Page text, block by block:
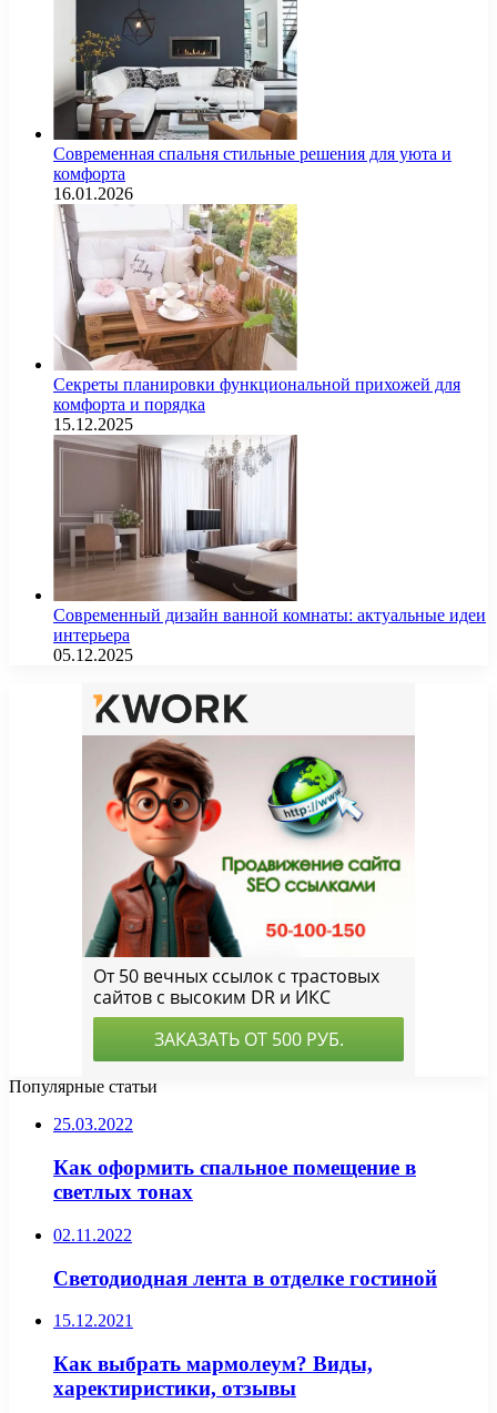
Современная спальня стильные решения для уюта и
комфорта
16.01.2026
Секреты планировки функциональной прихожей для
комфорта и порядка
15.12.2025
Современный дизайн ванной комнаты: актуальные идеи
интерьера
05.12.2025
Популярные статьи
25.03.2022
Как оформить спальное помещение в
светлых тонах
02.11.2022
Светодиодная лента в отделке гостиной
15.12.2021
Как выбрать мармолеум? Виды,
харектиристики, отзывы